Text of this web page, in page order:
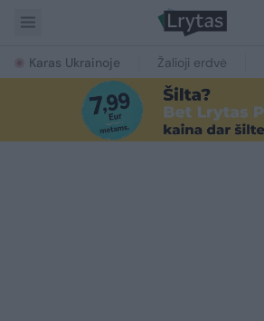
Karas Ukrainoje Žalioji erdvė